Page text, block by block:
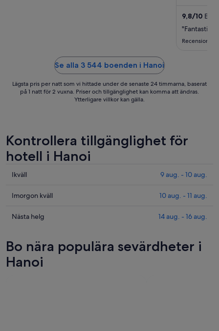
9,8/10
Recension
Se alla 3 544 boenden i Hanoi
Lägsta pris per natt som vi hittade under de senaste 24 timmarna, baserat
på 1 natt för 2 vuxna. Priser och tillgänglighet kan komma att ändras.
Ytterligare villkor kan gälla.
Kontrollera tillgänglighet för
hotell i Hanoi
Kolla
i
för
aug.
-
10
Ikväll 9 aug. - 10 aug.
Kolla
i
imorgon
natt,
10
Imorgon kväll 10 aug. - 11 aug.
Kolla
Hanoi
inför
nästa
Nästa helg 14 aug. - 16 aug.
Bo nära populära sevärdheter i
Hanoi